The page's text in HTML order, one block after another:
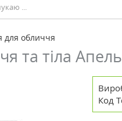
для обличчя
та тіла
Код